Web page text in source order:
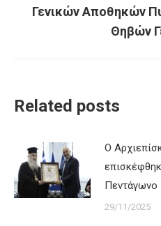
Γενικών Αποθηκών
Θηβών
Related posts
Ο
Πεντάγωνο
29/11/2025